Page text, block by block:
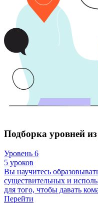
Подборка уровней из
Уровень 6
5 уроков
Вы научитесь
существительных и
для того, чтобы давать
Перейти